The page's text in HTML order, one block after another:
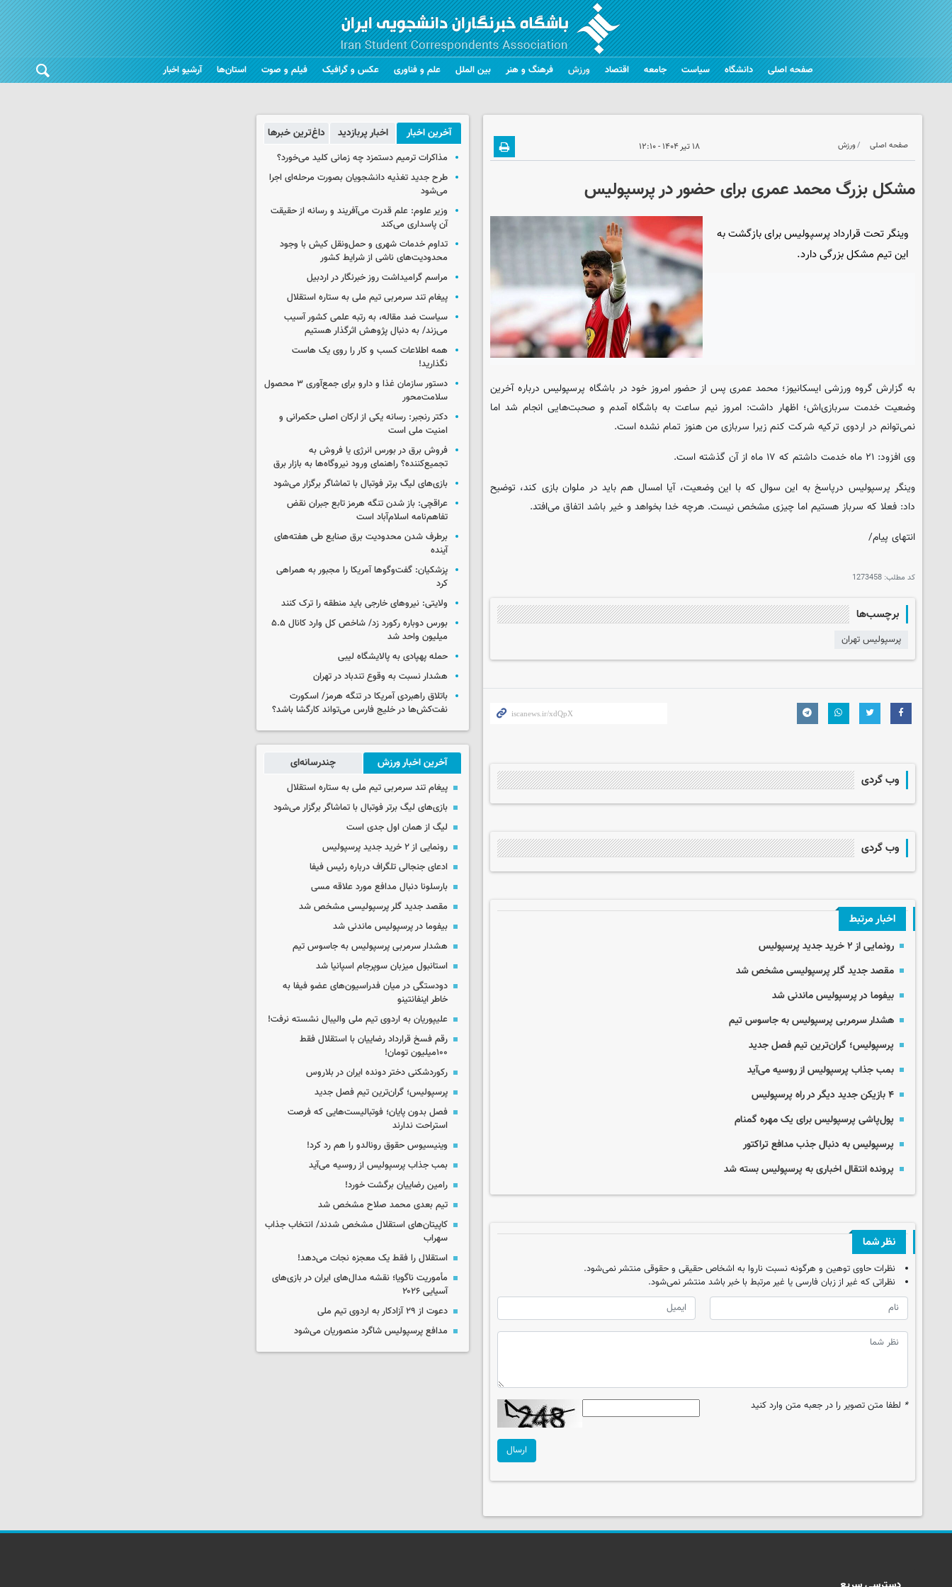
صفحه اصلی دانشگاه سیاست جامعه اقتصاد ورزش فرهنگ و هنر بین الملل علم و فناوری عکس و گرافیک فیلم و صوت استان‌ها آرشیو اخبار
صفحه اصلی ورزش ۱۸ تیر ۱۴۰۴ - ۱۲:۱۰
مشکل بزرگ محمد عمری برای حضور در پرسپولیس
وینگر تحت قرارداد پرسپولیس برای بازگشت به
این تیم مشکل بزرگی دارد.
به گزارش گروه ورزشیایسکانیوز؛ محمد عمری پس از حضور امروز خود در باشگاه پرسپولیس درباره آخرین
وضعیت خدمت سربازی‌اش؛ اظهار داشت: امروز نیم ساعت به باشگاه آمدم و صحبت‌هایی انجام شد اما
نمی‌توانم در اردوی ترکیه شرکت کنم زیرا سربازی من هنوز تمام نشده است.
وی افزود: ۲۱ ماه خدمت داشتم که ۱۷ ماه از آن گذشته است.
وینگر پرسپولیس درپاسخ به این سوال که با این وضعیت، آیا امسال هم باید در ملوان بازی کند، توضیح
داد: فعلا که سرباز هستیم اما چیزی مشخص نیست. هرچه خدا بخواهد و خیر باشد اتفاق می‌افتد.
انتهای پیام/
کد مطلب: 1273458
برچسب‌ها
پرسپولیس تهران
وب گردی
وب گردی
اخبار مرتبط
رونمایی از ۲ خرید جدید پرسپولیس
مقصد جدید گلر پرسپولیسی مشخص شد
بیفوما در پرسپولیس ماندنی شد
هشدار سرمربی پرسپولیس به جاسوس تیم
پرسپولیس؛ گران‌ترین تیم فصل جدید
بمب جذاب پرسپولیس از روسیه می‌آید
۴ بازیکن جدید دیگر در راه پرسپولیس
پول‌پاشی پرسپولیس برای یک مهره گمنام
پرسپولیس به دنبال جذب مدافع تراکتور
پرونده انتقال اخباری به پرسپولیس بسته شد
نظر شما
نظرات حاوی توهین و هرگونه نسبت ناروا به اشخاص حقیقی و حقوقی منتشر نمی‌شود.
نظراتی که غیر از زبان فارسی یا غیر مرتبط با خبر باشد منتشر نمی‌شود.
* لطفا متن تصویر را در جعبه متن وارد کنید
ارسال
آخرین اخبار اخبار پربازدید داغ‌ترین خبرها
مذاکرات ترمیم دستمزد چه زمانی کلید می‌خورد؟
طرح جدید تغذیه دانشجویان بصورت مرحله‌ای اجرا
می‌شود
وزیر علوم: علم قدرت می‌آفریند و رسانه از حقیقت
آن پاسداری می‌کند
تداوم خدمات شهری و حمل‌ونقل کیش با وجود
محدودیت‌های ناشی از شرایط کشور
مراسم گرامیداشت روز خبرنگار در اردبیل
پیغام تند سرمربی تیم ملی به ستاره استقلال
سیاست ضد مقاله، به رتبه علمی کشور آسیب
می‌زند/ به دنبال پژوهش اثرگذار هستیم
همه اطلاعات کسب‌ و کار را روی یک هاست
نگذارید!
دستور سازمان غذا و دارو برای جمع‌آوری ۳ محصول
سلامت‌محور
دکتر رنجبر: رسانه یکی از ارکان اصلی حکمرانی و
امنیت ملی است
فروش برق در بورس انرژی یا فروش به
تجمیع‌کننده؟ راهنمای ورود نیروگاه‌ها به بازار برق
بازی‌های لیگ برتر فوتبال با تماشاگر برگزار می‌شود
عراقچی: باز شدن تنگه هرمز تابع جبران نقض
تفاهم‌نامه اسلام‌آباد است
برطرف شدن محدودیت‌ برق صنایع طی هفته‌های
آینده
پزشکیان: گفت‌وگوها آمریکا را مجبور به همراهی
کرد
ولایتی: نیروهای خارجی باید منطقه را ترک کنند
بورس دوباره رکورد زد/ شاخص کل وارد کانال ۵.۵
میلیون واحد شد
حمله پهپادی به پالایشگاه لیبی
هشدار نسبت به وقوع تندباد در تهران
باتلاق راهبردی آمریکا در تنگه هرمز/ اسکورت
نفت‌کش‌ها در خلیج فارس می‌تواند کارگشا باشد؟
آخرین اخبار ورزش چندرسانه‌ای
پیغام تند سرمربی تیم ملی به ستاره استقلال
بازی‌های لیگ برتر فوتبال با تماشاگر برگزار می‌شود
لیگ از همان اول جدی است
رونمایی از ۲ خرید جدید پرسپولیس
ادعای جنجالی تلگراف درباره رئیس فیفا
بارسلونا دنبال مدافع مورد علاقه مسی
مقصد جدید گلر پرسپولیسی مشخص شد
بیفوما در پرسپولیس ماندنی شد
هشدار سرمربی پرسپولیس به جاسوس تیم
استانبول میزبان سوپرجام اسپانیا شد
دودستگی در میان فدراسیون‌های عضو فیفا به
خاطر اینفانتینو
علیپوریان به اردوی تیم ملی والیبال نشسته نرفت!
رقم فسخ قرارداد رضاییان با استقلال فقط
۱۰۰میلیون تومان!
رکوردشکنی دختر دونده ایران در بلاروس
پرسپولیس؛ گران‌ترین تیم فصل جدید
فصل بدون پایان؛ فوتبالیست‌هایی که فرصت
استراحت ندارند
وینیسیوس حقوق رونالدو را هم رد کرد!
بمب جذاب پرسپولیس از روسیه می‌آید
رامین رضاییان برگشت خورد!
تیم بعدی محمد صلاح مشخص شد
کاپیتان‌های استقلال مشخص شدند/ انتخاب جذاب
سهراب
استقلال را فقط یک معجزه نجات می‌دهد!
مأموریت ناگویا؛ نقشه مدال‌های ایران در بازی‌های
آسیایی ۲۰۲۶
دعوت از ۲۹ آزادکار به اردوی تیم ملی
مدافع پرسپولیس شاگرد منصوریان می‌شود